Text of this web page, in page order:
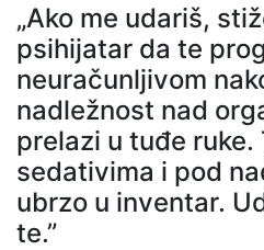
„Ako me udariš,
psihijatar da te
neuračunljivom
nadležnost nad
prelazi u tuđe ruke.
sedativima i pod
ubrzo u inventar.
te.”